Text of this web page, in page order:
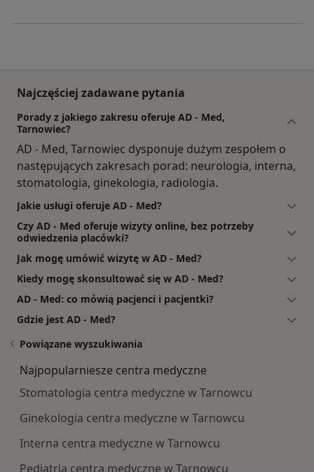
Najczęściej zadawane pytania
Porady z jakiego zakresu oferuje AD - Med,
Tarnowiec?
AD - Med, Tarnowiec dysponuje dużym zespołem o
następujących zakresach porad: neurologia, interna,
stomatologia, ginekologia, radiologia.
Jakie usługi oferuje AD - Med?
Czy AD - Med oferuje wizyty online, bez potrzeby
odwiedzenia placówki?
Jak mogę umówić wizytę w AD - Med?
Kiedy mogę skonsultować się w AD - Med?
AD - Med: co mówią pacjenci i pacjentki?
Gdzie jest AD - Med?
Powiązane wyszukiwania
Najpopularniesze centra medyczne
Stomatologia centra medyczne w Tarnowcu
Ginekologia centra medyczne w Tarnowcu
Interna centra medyczne w Tarnowcu
Pediatria centra medyczne w Tarnowcu